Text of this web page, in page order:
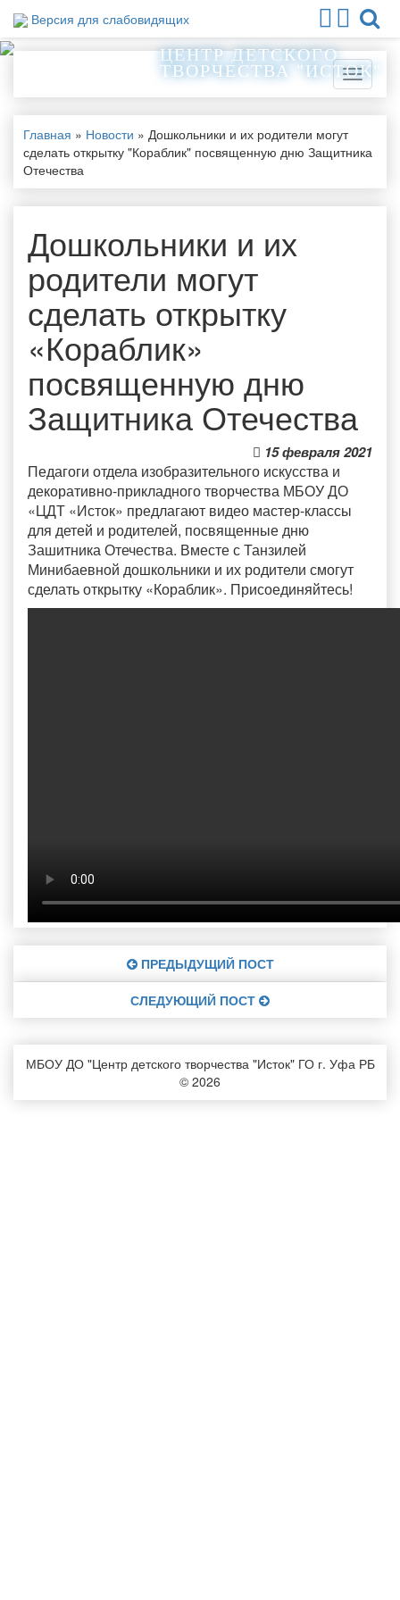
Версия для слабовидящих
ЦЕНТР ДЕТСКОГО
ТВОРЧЕСТВА "ИСТОК"
Меню
Главная » Новости » Дошкольники и их родители могут
сделать открытку "Кораблик" посвященную дню Защитника
Отечества
Дошкольники и их
родители могут
сделать открытку
«Кораблик»
посвященную дню
Защитника Отечества
15 февраля 2021
Педагоги отдела изобразительного искусства и
декоративно-прикладного творчества МБОУ ДО
«ЦДТ «Исток» предлагают видео мастер-классы
для детей и родителей, посвященные дню
Зашитника Отечества. Вместе с Танзилей
Минибаевной дошкольники и их родители смогут
сделать открытку «Кораблик». Присоединяйтесь!
ПРЕДЫДУЩИЙ ПОСТ
СЛЕДУЮЩИЙ ПОСТ
МБОУ ДО "Центр детского творчества "Исток" ГО г. Уфа РБ
© 2026